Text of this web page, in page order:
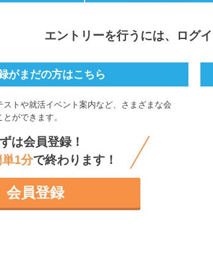
エントリーを行うには、ログ
がまだの方はこちら
ストや就活イベント案内など、さまざまな会
ができます。
は会員登録！
1分で終わります！
会員登録